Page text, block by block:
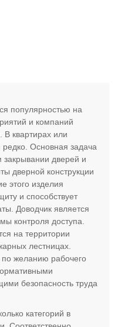
популярностью на
и компаний
В квартирах или
Основная задача
закрывании дверей и
дверной конструкции
этого изделия
и способствует
Доводчик является
контроля доступа.
на территории
лестницах.
желанию рабочего
безопасность труда
категорий в